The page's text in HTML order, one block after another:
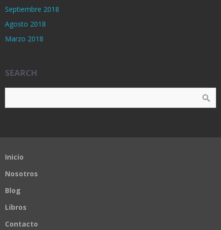
Septiembre 2018
Agosto 2018
Marzo 2018
SEARCH
Inicio
Nosotros
Blog
Libros
Contacto